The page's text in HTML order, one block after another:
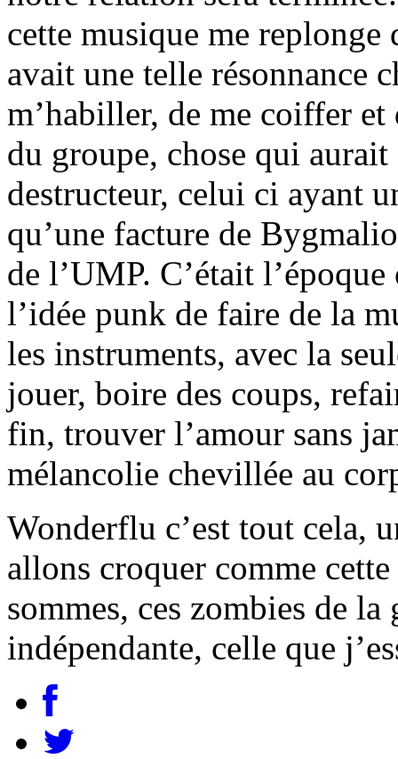
cette musique me replonge
avait une telle résonnance
m’habiller, de me coiffer
du groupe, chose qui
destructeur, celui ci ayant
qu’une facture de
de l’UMP. C’était
l’idée punk de faire de la
les instruments, avec la
jouer, boire des coups,
fin, trouver l’amour sans
mélancolie chevillée au
Wonderflu c’est tout cela,
allons croquer comme
sommes, ces zombies de
indépendante, celle que